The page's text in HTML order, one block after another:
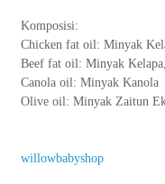
Komposisi:
Chicken fat oil: Minyak
Beef fat oil: Minyak
Canola oil: Minyak Kanola
Olive oil: Minyak Zaitun
willowbabyshop